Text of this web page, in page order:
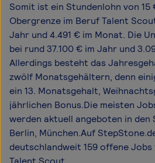
Somit ist ein Stundenlohn von
Obergrenze im Beruf Talent
Jahr und 4.491 € im Monat. Die
bei rund 37.100 € im Jahr und
Allerdings besteht das
zwölf Monatsgehältern, denn
ein 13. Monatsgehalt,
jährlichen Bonus.Die meisten
werden aktuell angeboten in den
Berlin, München.Auf
deutschlandweit 159 offene